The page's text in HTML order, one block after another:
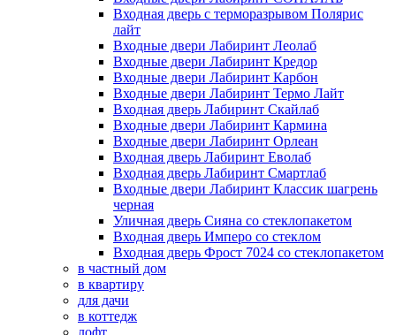
Входная дверь с терморазрывом Полярис
лайт
Входные двери Лабиринт Леолаб
Входные двери Лабиринт Кредор
Входные двери Лабиринт Карбон
Входные двери Лабиринт Термо Лайт
Входная дверь Лабиринт Скайлаб
Входные двери Лабиринт Кармина
Входные двери Лабиринт Орлеан
Входная дверь Лабиринт Еволаб
Входная дверь Лабиринт Смартлаб
Входные двери Лабиринт Классик шагрень
черная
Уличная дверь Сияна со стеклопакетом
Входная дверь Имперо со стеклом
Входная дверь Фрост 7024 со стеклопакетом
в частный дом
в квартиру
для дачи
в коттедж
лофт